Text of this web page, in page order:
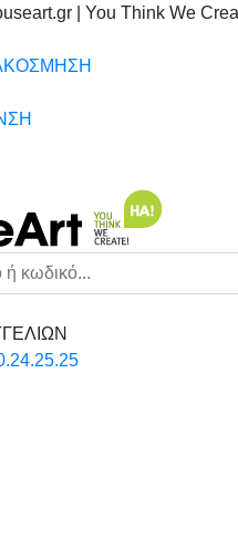
| You Think We